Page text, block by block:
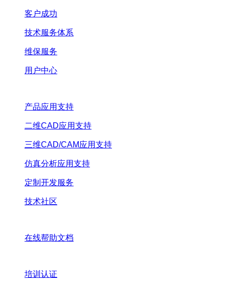
客户成功
技术服务体系
维保服务
用户中心
产品应用支持
二维CAD应用支持
三维CAD/CAM应用支持
仿真分析应用支持
定制开发服务
技术社区
在线帮助文档
培训认证